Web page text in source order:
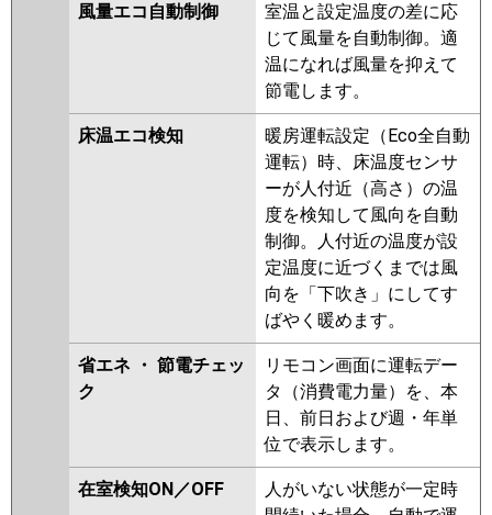
風量エコ自動制御
室温と設定温度の差に応
じて風量を自動制御。適
温になれば風量を抑えて
節電します。
床温エコ検知
暖房運転設定（Eco全自動
運転）時、床温度センサ
ーが人付近（高さ）の温
度を検知して風向を自動
制御。人付近の温度が設
定温度に近づくまでは風
向を「下吹き」にしてす
ばやく暖めます。
省エネ ・ 節電チェッ
ク
リモコン画面に運転デー
タ（消費電力量）を、本
日、前日および週・年単
位で表示します。
在室検知ON／OFF
人がいない状態が一定時